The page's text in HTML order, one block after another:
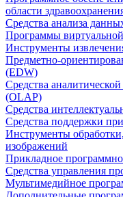
области
Средства анализа
Программы
Инструменты
Предметно-
(EDW)
Средства
(OLAP)
Средства
Средства поддержки
Инструменты
изображений
Прикладное
Средства управления
Мультимедийное